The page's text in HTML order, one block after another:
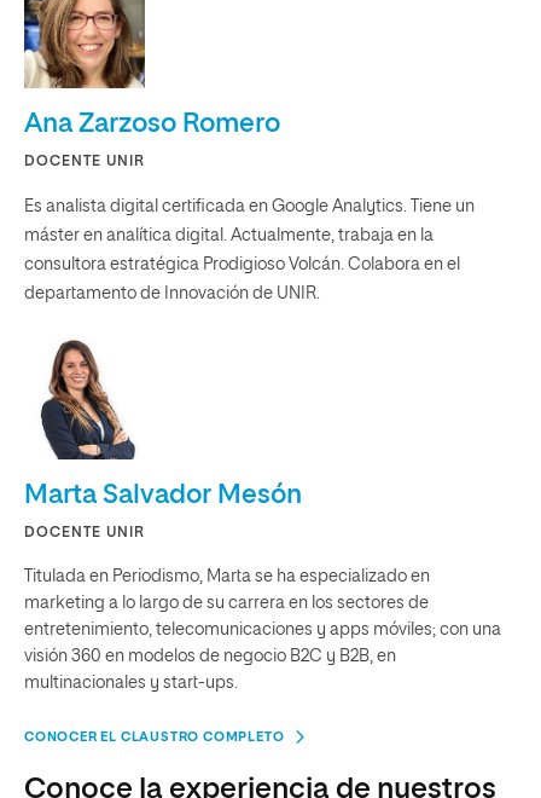
Ana Zarzoso Romero
DOCENTE UNIR
Es analista digital certificada en Google Analytics. Tiene un
máster en analítica digital. Actualmente, trabaja en la
consultora estratégica Prodigioso Volcán. Colabora en el
departamento de Innovación de UNIR.
Marta Salvador Mesón
DOCENTE UNIR
Titulada en Periodismo, Marta se ha especializado en
marketing a lo largo de su carrera en los sectores de
entretenimiento, telecomunicaciones y apps móviles; con una
visión 360 en modelos de negocio B2C y B2B, en
multinacionales y start-ups.
CONOCER EL CLAUSTRO COMPLETO
Conoce la experiencia de nuestros